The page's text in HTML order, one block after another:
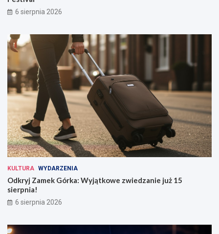
6 sierpnia 2026
KULTURA WYDARZENIA
Odkryj Zamek Górka: Wyjątkowe zwiedzanie już 15
sierpnia!
6 sierpnia 2026